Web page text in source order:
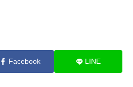
Facebook LINE